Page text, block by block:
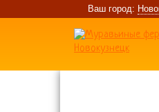
Ваш город: